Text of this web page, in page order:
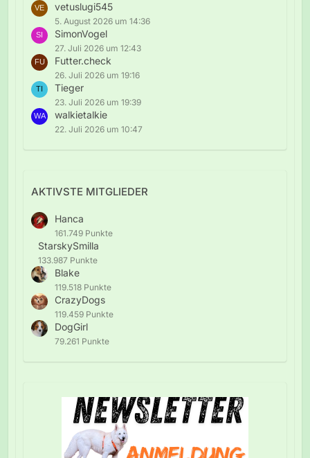
vetuslugi545
5. August 2026 um 14:36
SimonVogel
27. Juli 2026 um 12:43
Futter.check
26. Juli 2026 um 19:16
Tieger
23. Juli 2026 um 19:39
walkietalkie
22. Juli 2026 um 10:47
AKTIVSTE MITGLIEDER
Hanca
161.749 Punkte
StarskySmilla
133.987 Punkte
Blake
119.518 Punkte
CrazyDogs
119.459 Punkte
DogGirl
79.261 Punkte